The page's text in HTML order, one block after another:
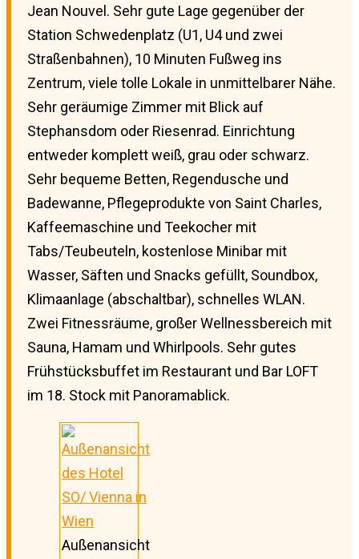
Jean Nouvel. Sehr gute Lage gegenüber der
Station Schwedenplatz (U1, U4 und zwei
Straßenbahnen), 10 Minuten Fußweg ins
Zentrum, viele tolle Lokale in unmittelbarer Nähe.
Sehr geräumige Zimmer mit Blick auf
Stephansdom oder Riesenrad. Einrichtung
entweder komplett weiß, grau oder schwarz.
Sehr bequeme Betten, Regendusche und
Badewanne, Pflegeprodukte von Saint Charles,
Kaffeemaschine und Teekocher mit
Tabs/Teubeuteln, kostenlose Minibar mit
Wasser, Säften und Snacks gefüllt, Soundbox,
Klimaanlage (abschaltbar), schnelles WLAN.
Zwei Fitnessräume, großer Wellnessbereich mit
Sauna, Hamam und Whirlpools. Sehr gutes
Frühstücksbuffet im Restaurant und Bar LOFT
im 18. Stock mit Panoramablick.
Außenansicht